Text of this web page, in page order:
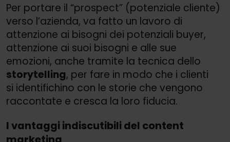
Per portare il “prospect” (potenziale cliente)
verso l’azienda, va fatto un lavoro di
attenzione ai bisogni dei potenziali buyer,
attenzione ai suoi bisogni e alle sue
emozioni, anche tramite la tecnica dello
storytelling, per fare in modo che i clienti
si identifichino con le storie che vengono
raccontate e cresca la loro fiducia.
I vantaggi indiscutibili del content